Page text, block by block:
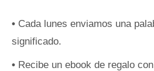
• Cada lunes enviamos una
significado.
• Recibe un ebook de regalo